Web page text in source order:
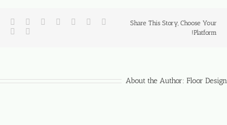
Share This Story, Choose Your
Platform!
About the Author: Floor Design